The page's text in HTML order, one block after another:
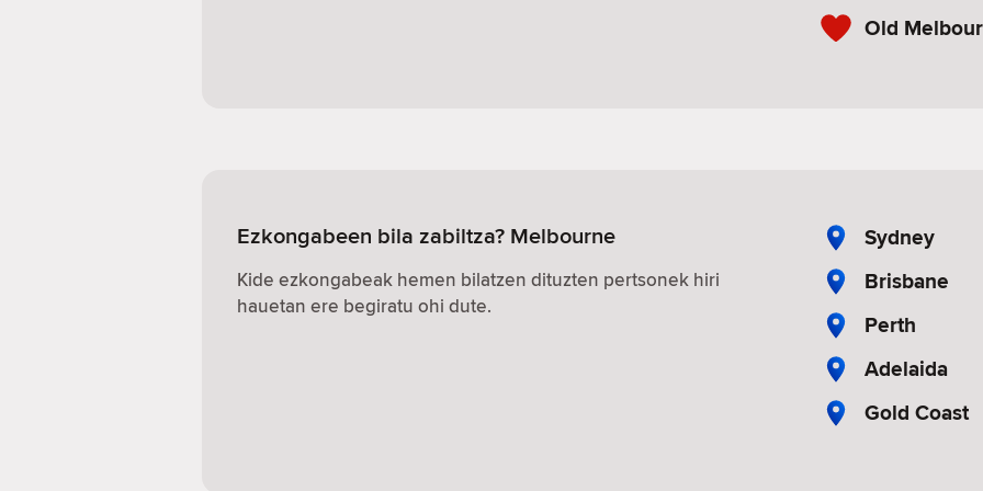
Old
Ezkongabeen bila zabiltza? Melbourne
Kide ezkongabeak hemen bilatzen dituzten pertsonek hiri
hauetan ere begiratu ohi dute.
Sydney
Brisbane
Perth
Adelaida
Gold Coast